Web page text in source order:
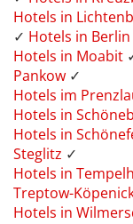
Hotels in
✓ Hotels in
Hotels in Moabit
Pankow ✓
Hotels im
Hotels in
Hotels in
Steglitz ✓
Hotels in
Treptow-
Hotels in